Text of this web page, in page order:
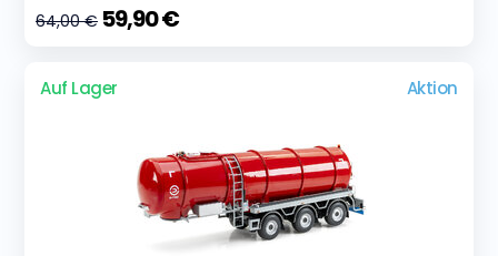
64,00 € 59,90 €
Auf Lager Aktion